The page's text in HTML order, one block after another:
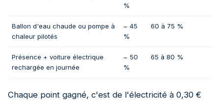
%
Ballon d'eau chaude ou pompe à
chaleur pilotés
~ 45
%
60 à 75 %
Présence + voiture électrique
rechargée en journée
~ 50
%
65 à 80 %
Chaque point gagné, c'est de l'électricité à 0,30 €